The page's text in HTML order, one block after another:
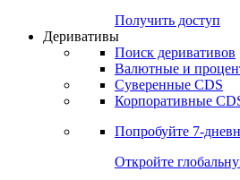
Получить доступ
Деривативы
Поиск деривативов
Валютные и
Суверенные CDS
Корпоративные
Попробуйте 7-
Откройте